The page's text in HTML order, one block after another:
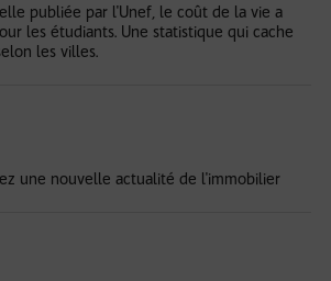
publiée par l'Unef, le coût de la vie a
les étudiants. Une statistique qui cache
les villes.
une nouvelle actualité de l'immobilier